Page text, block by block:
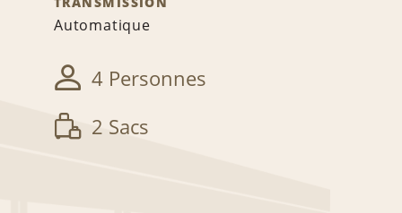
Automatique
4 Personnes
2 Sacs